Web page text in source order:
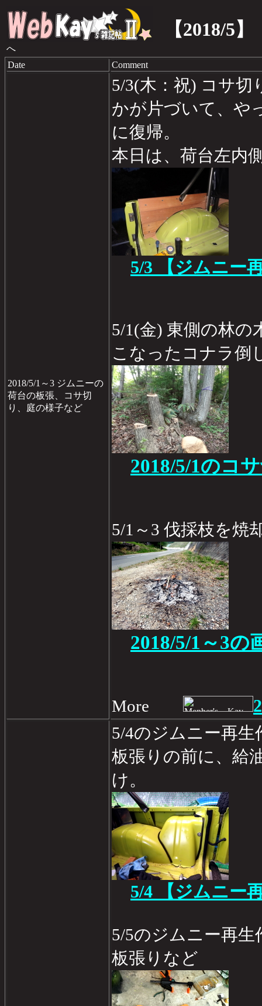
【2018/5】
へ
Date
Comment
2018/5/1～3 ジムニーの
荷台の板張、コサ切
り、庭の様子など
5/3(木：祝) コサ
かが片づいて、や
に復帰。
本日は、荷台左内
5/3 【ジムニー
5/1(金) 東側の林の
こなったコナラ倒
2018/5/1のコ
5/1～3 伐採枝を焼
2018/5/1～3の
More
5/4のジムニー再
板張りの前に、給
け。
5/4 【ジムニー
5/5のジムニー再
板張りなど